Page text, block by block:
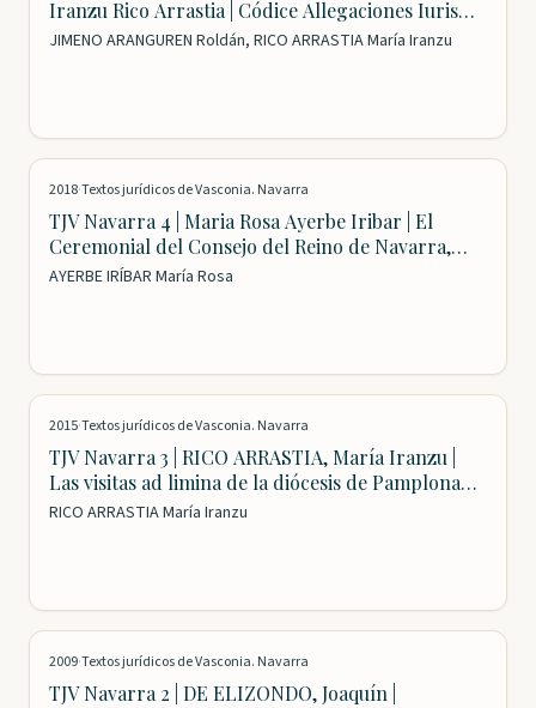
Iranzu Rico Arrastia | Códice Allegaciones Iuris
Del Archivo Real y General de Navarra
JIMENO ARANGUREN Roldán, RICO ARRASTIA María Iranzu
2018·Textos jurídicos de Vasconia. Navarra
TJV Navarra 4 | Maria Rosa Ayerbe Iribar | El
Ceremonial del Consejo del Reino de Navarra,
Textos Jurídicos
AYERBE IRÍBAR María Rosa
2015·Textos jurídicos de Vasconia. Navarra
TJV Navarra 3 | RICO ARRASTIA, María Iranzu |
Las visitas ad limina de la diócesis de Pamplona
(1585-1909): documentos
RICO ARRASTIA María Iranzu
2009·Textos jurídicos de Vasconia. Navarra
TJV Navarra 2 | DE ELIZONDO, Joaquín |